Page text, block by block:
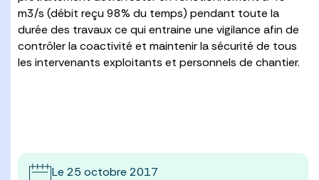
m3/s (débit reçu 98% du temps) pendant toute la
durée des travaux ce qui entraine une vigilance afin de
contrôler la coactivité et maintenir la sécurité de tous
les intervenants exploitants et personnels de chantier.
Le 25 octobre 2017